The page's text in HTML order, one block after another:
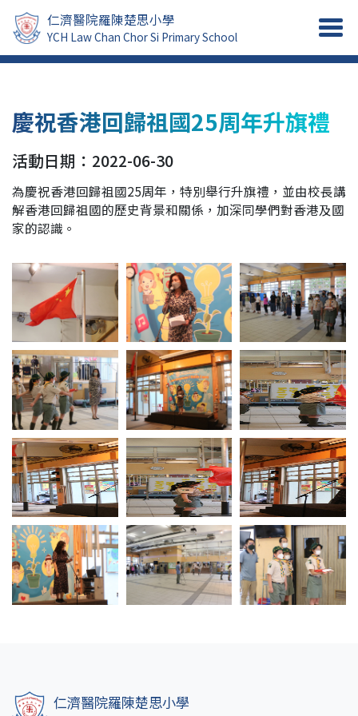
仁濟醫院羅陳楚思小學
YCH Law Chan Chor Si Primary School
慶祝香港回歸祖國25周年升旗禮
活動日期：2022-06-30
為慶祝香港回歸祖國25周年，特別舉行升旗禮，並由校長講
解香港回歸祖國的歷史背景和關係，加深同學們對香港及國
家的認識。
仁濟醫院羅陳楚思小學